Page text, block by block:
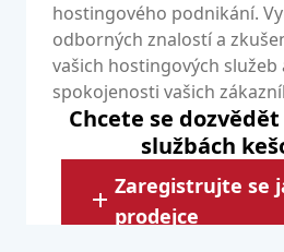
hostingového podnikání.
odborných znalostí a
vašich hostingových služeb
spokojenosti vašich
Chcete se
službách
Zaregistrujte se
prodejce